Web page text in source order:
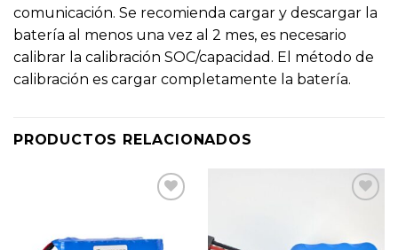
comunicación. Se recomienda cargar y descargar la
batería al menos una vez al 2 mes, es necesario
calibrar la calibración SOC/capacidad. El método de
calibración es cargar completamente la batería.
PRODUCTOS RELACIONADOS
Añadir
Añadir